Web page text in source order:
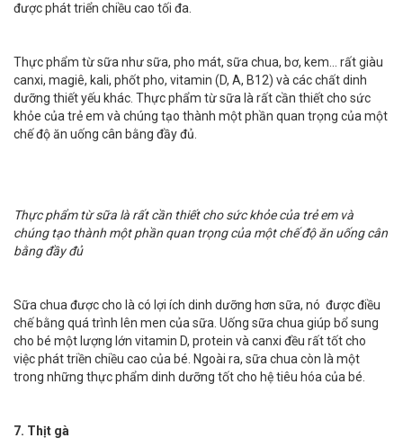
được phát triển chiều cao tối đa.
Thực phẩm từ sữa như sữa, pho mát, sữa chua, bơ, kem... rất giàu
canxi, magiê, kali, phốt pho, vitamin (D, A, B12) và các chất dinh
dưỡng thiết yếu khác. Thực phẩm từ sữa là rất cần thiết cho sức
khỏe của trẻ em và chúng tạo thành một phần quan trọng của một
chế độ ăn uống cân bằng đầy đủ.
Thực phẩm từ sữa là rất cần thiết cho sức khỏe của trẻ em và
chúng tạo thành một phần quan trọng của một chế độ ăn uống cân
bằng đầy đủ
Sữa chua được cho là có lợi ích dinh dưỡng hơn sữa, nó được điều
chế bằng quá trình lên men của sữa. Uống sữa chua giúp bổ sung
cho bé một lượng lớn vitamin D, protein và canxi đều rất tốt cho
việc phát triền chiều cao của bé. Ngoài ra, sữa chua còn là một
trong những thực phẩm dinh dưỡng tốt cho hệ tiêu hóa của bé.
7. Thịt gà